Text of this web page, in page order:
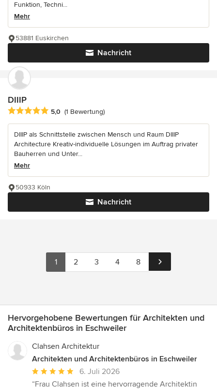
Funktion, Techni...
Mehr
Nachricht
53881 Euskirchen
DIIIP
Durchschnittliche Bewertung: 5 von 5 Sternen
5,0 (1 Bewertung)
DIIIP als Schnittstelle zwischen Mensch und Raum DIIIP
Architecture Kreativ-individuelle Lösungen im Auftrag privater
Bauherren und Unter...
Mehr
Nachricht
50933 Köln
1 2 3 4 8
Hervorgehobene Bewertungen für Architekten und
Architektenbüros in Eschweiler
Clahsen Architektur
Architekten und Architektenbüros in Eschweiler
Durchschnittliche
Bewertung:
6. Juli 2026
“Frau Clahsen ist eine hervorragende Architektin